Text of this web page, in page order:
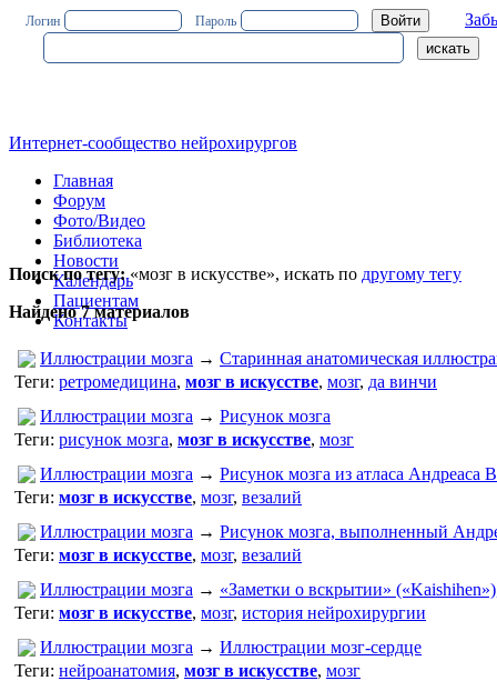
Логин Пароль
Интернет-сообщество нейрохирургов
Главная
Форум
Фото/Видео
Библиотека
Новости
Календарь
Пациентам
Контакты
Поиск по тегу:«мозг в искусстве», искать по другому тегу
Найдено 7 материалов
Иллюстрации мозга → Старинная анатомическая
Теги: ретромедицина, мозг в искусстве, мозг, да винчи
Иллюстрации мозга → Рисунок мозга
Теги: рисунок мозга, мозг в искусстве, мозг
Иллюстрации мозга → Рисунок мозга из атласа Андреаса
Теги: мозг в искусстве, мозг, везалий
Иллюстрации мозга → Рисунок мозга, выполненный
Теги: мозг в искусстве, мозг, везалий
Иллюстрации мозга → «Заметки о вскрытии»
Теги: мозг в искусстве, мозг, история нейрохирургии
Иллюстрации мозга → Иллюстрации мозг-сердце
Теги: нейроанатомия, мозг в искусстве, мозг